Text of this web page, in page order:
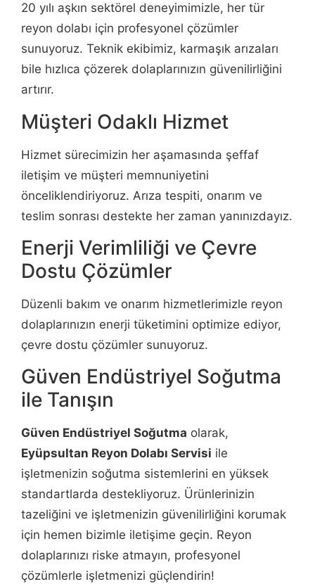
20 yılı aşkın sektörel deneyimimizle, her tür
reyon dolabı için profesyonel çözümler
sunuyoruz. Teknik ekibimiz, karmaşık arızaları
bile hızlıca çözerek dolaplarınızın güvenilirliğini
artırır.
Müşteri Odaklı Hizmet
Hizmet sürecimizin her aşamasında şeffaf
iletişim ve müşteri memnuniyetini
önceliklendiriyoruz. Arıza tespiti, onarım ve
teslim sonrası destekte her zaman yanınızdayız.
Enerji Verimliliği ve Çevre
Dostu Çözümler
Düzenli bakım ve onarım hizmetlerimizle reyon
dolaplarınızın enerji tüketimini optimize ediyor,
çevre dostu çözümler sunuyoruz.
Güven Endüstriyel Soğutma
ile Tanışın
Güven Endüstriyel Soğutma olarak,
Eyüpsultan Reyon Dolabı Servisi ile
işletmenizin soğutma sistemlerini en yüksek
standartlarda destekliyoruz. Ürünlerinizin
tazeliğini ve işletmenizin güvenilirliğini korumak
için hemen bizimle iletişime geçin. Reyon
dolaplarınızı riske atmayın, profesyonel
çözümlerle işletmenizi güçlendirin!